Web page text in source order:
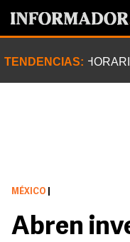
TENDENCIAS:
MÉXICO
Abren